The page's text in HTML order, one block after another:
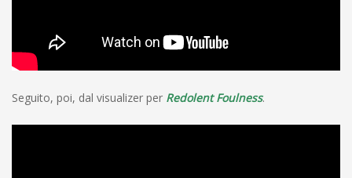
Seguito, poi, dal visualizer per Redolent Foulness.